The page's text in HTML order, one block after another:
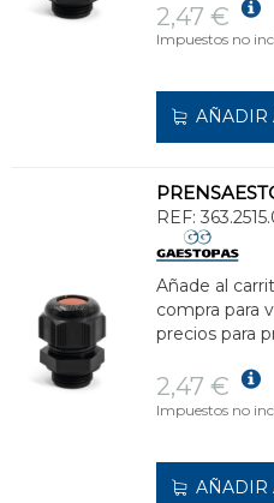
2,47 €
Impuestos no
AÑADIR
REF:
Añade al
compra para
precios para
2,47 €
Impuestos no
AÑADIR